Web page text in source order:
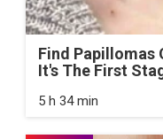
Find Papillomas
It's The First
5 h 34 min